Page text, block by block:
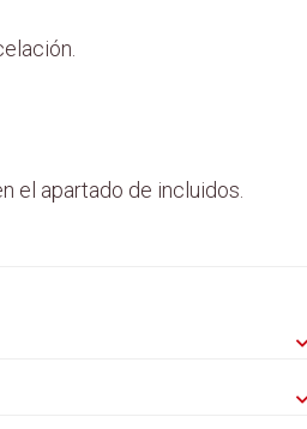
el apartado de incluidos.